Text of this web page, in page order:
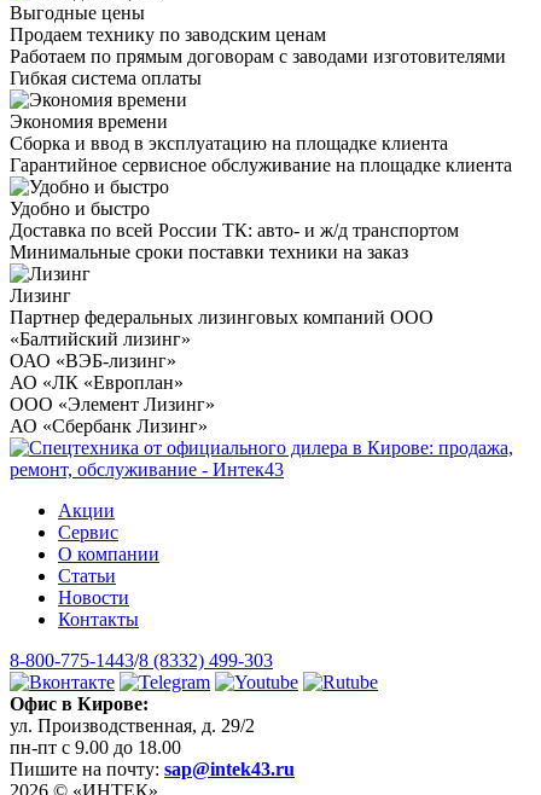
Выгодные цены
Продаем технику по заводским ценам
Работаем по прямым договорам с заводами изготовителями
Гибкая система оплаты
Экономия времени
Сборка и ввод в эксплуатацию на площадке клиента
Гарантийное сервисное обслуживание на площадке клиента
Удобно и быстро
Доставка по всей России ТК: авто- и ж/д транспортом
Минимальные сроки поставки техники на заказ
Лизинг
Партнер федеральных лизинговых компаний ООО
«Балтийский лизинг»
ОАО «ВЭБ-лизинг»
АО «ЛК «Европлан»
ООО «Элемент Лизинг»
АО «Сбербанк Лизинг»
Акции
Сервис
О компании
Статьи
Новости
Контакты
8-800-775-1443/8 (8332) 499-303
Офис в Кирове:
ул. Производственная, д. 29/2
пн-пт с 9.00 до 18.00
Пишите на почту: sap@intek43.ru
2026 © «ИНТЕК»